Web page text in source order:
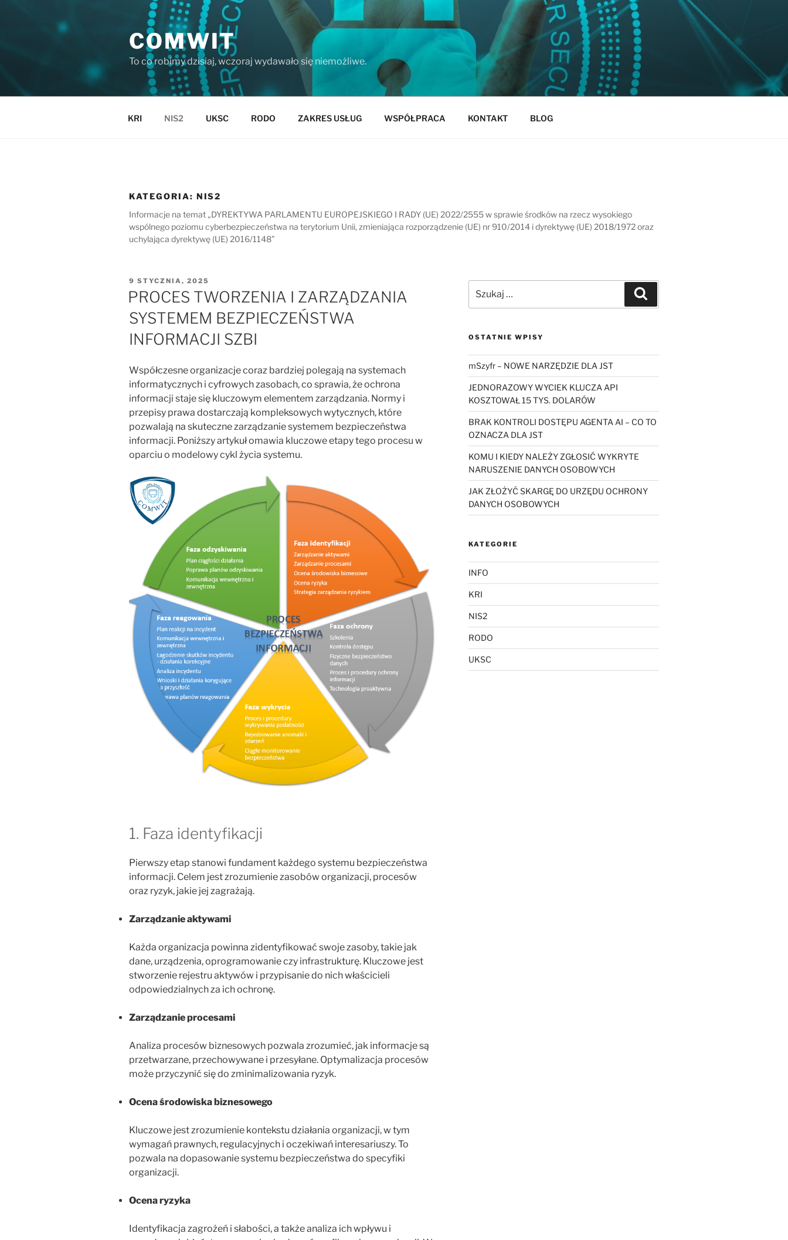
COMWIT
To co robimy dzisiaj, wczoraj wydawało się niemożliwe.
KRI NIS2 UKSC RODO ZAKRES USŁUG WSPÓŁPRACA KONTAKT BLOG
KATEGORIA: NIS2
Informacje na temat „DYREKTYWA PARLAMENTU EUROPEJSKIEGO I RADY (UE) 2022/2555 w sprawie środków na rzecz wysokiego
wspólnego poziomu cyberbezpieczeństwa na terytorium Unii, zmieniająca rozporządzenie (UE) nr 910/2014 i dyrektywę (UE) 2018/1972 oraz
uchylająca dyrektywę (UE) 2016/1148”
OPUBLIKOWANE
W
9 STYCZNIA, 2025
PROCES TWORZENIA I ZARZĄDZANIA
SYSTEMEM BEZPIECZEŃSTWA
INFORMACJI SZBI
Współczesne organizacje coraz bardziej polegają na systemach
informatycznych i cyfrowych zasobach, co sprawia, że ochrona
informacji staje się kluczowym elementem zarządzania. Normy i
przepisy prawa dostarczają kompleksowych wytycznych, które
pozwalają na skuteczne zarządzanie systemem bezpieczeństwa
informacji. Poniższy artykuł omawia kluczowe etapy tego procesu w
oparciu o modelowy cykl życia systemu.
1. Faza identyfikacji
Pierwszy etap stanowi fundament każdego systemu bezpieczeństwa
informacji. Celem jest zrozumienie zasobów organizacji, procesów
oraz ryzyk, jakie jej zagrażają.
Zarządzanie aktywami
Każda organizacja powinna zidentyfikować swoje zasoby, takie jak
dane, urządzenia, oprogramowanie czy infrastrukturę. Kluczowe jest
stworzenie rejestru aktywów i przypisanie do nich właścicieli
odpowiedzialnych za ich ochronę.
Zarządzanie procesami
Analiza procesów biznesowych pozwala zrozumieć, jak informacje są
przetwarzane, przechowywane i przesyłane. Optymalizacja procesów
może przyczynić się do zminimalizowania ryzyk.
Ocena środowiska biznesowego
Kluczowe jest zrozumienie kontekstu działania organizacji, w tym
wymagań prawnych, regulacyjnych i oczekiwań interesariuszy. To
pozwala na dopasowanie systemu bezpieczeństwa do specyfiki
organizacji.
Ocena ryzyka
Identyfikacja zagrożeń i słabości, a także analiza ich wpływu i
OSTATNIE WPISY
mSzyfr – NOWE NARZĘDZIE DLA JST
JEDNORAZOWY WYCIEK KLUCZA API
KOSZTOWAŁ 15 TYS. DOLARÓW
BRAK KONTROLI DOSTĘPU AGENTA AI – CO TO
OZNACZA DLA JST
KOMU I KIEDY NALEŻY ZGŁOSIĆ WYKRYTE
NARUSZENIE DANYCH OSOBOWYCH
JAK ZŁOŻYĆ SKARGĘ DO URZĘDU OCHRONY
DANYCH OSOBOWYCH
KATEGORIE
INFO
KRI
NIS2
RODO
UKSC